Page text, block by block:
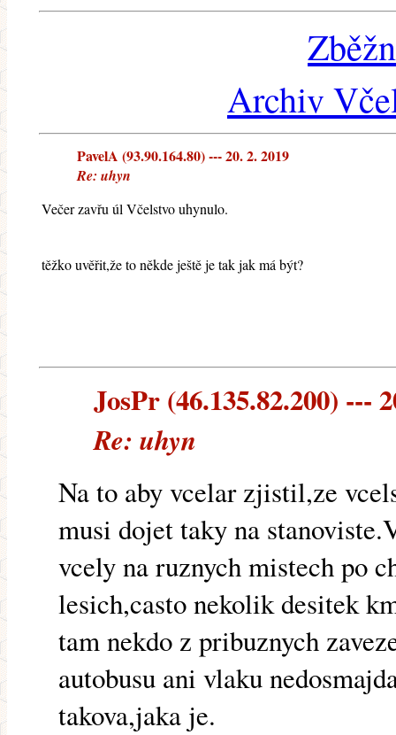
Archiv
PavelA (93.90.164.80) --- 20. 2. 2019
Re: uhyn
Večer zavřu úl Včelstvo uhynulo.
těžko uvěřit,že to někde ještě je tak jak má být?
JosPr (46.135.82.200) ---
Re: uhyn
Na to aby vcelar zjistil,ze
musi dojet taky na
vcely na ruznych mistech po
lesich,casto nekolik desitek
tam nekdo z pribuznych
autobusu ani vlaku
takova,jaka je.